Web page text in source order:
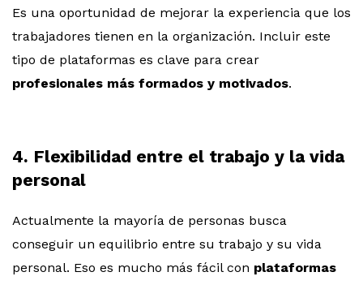
Es una oportunidad de mejorar la experiencia que los
trabajadores tienen en la organización. Incluir este
tipo de plataformas es clave para crear
profesionales más formados y motivados.
4. Flexibilidad entre el trabajo y la vida
personal
Actualmente la mayoría de personas busca
conseguir un equilibrio entre su trabajo y su vida
personal. Eso es mucho más fácil con plataformas